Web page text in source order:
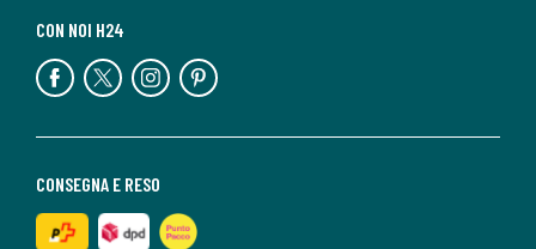
CONSEGNA E RESO
CON NOI H24